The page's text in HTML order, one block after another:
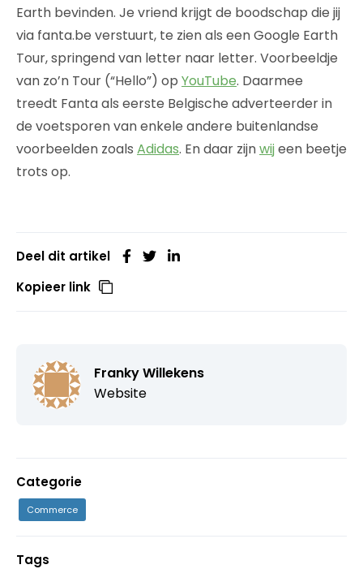
Earth bevinden. Je vriend krijgt de boodschap die jij
via fanta.be verstuurt, te zien als een Google Earth
Tour, springend van letter naar letter. Voorbeeldje
van zo’n Tour (“Hello”) op YouTube. Daarmee
treedt Fanta als eerste Belgische adverteerder in
de voetsporen van enkele andere buitenlandse
voorbeelden zoals Adidas. En daar zijnwijeen beetje
trots op.
Deel dit artikel
Kopieer link
Franky Willekens
Website
Categorie
Commerce
Tags